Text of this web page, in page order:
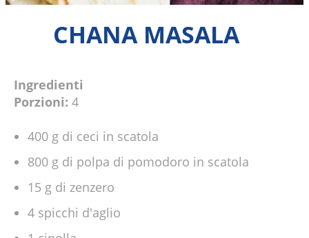
CHANA MASALA
Ingredienti
Porzioni: 4
400 g di ceci in scatola
800 g di polpa di pomodoro in scatola
15 g di zenzero
4 spicchi d'aglio